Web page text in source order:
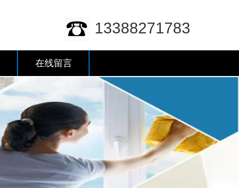
13388271783
在线留言